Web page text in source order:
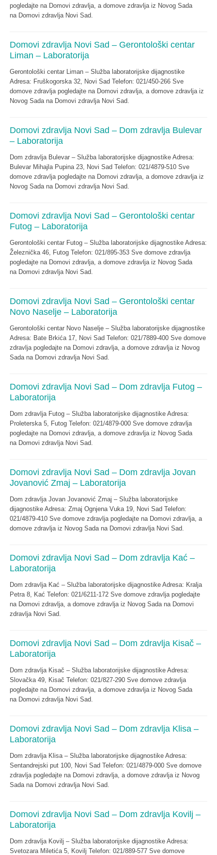
pogledajte na Domovi zdravlja, a domove zdravlja iz Novog Sada
na Domovi zdravlja Novi Sad.
Domovi zdravlja Novi Sad – Gerontološki centar
Liman – Laboratorija
Gerontološki centar Liman – Služba laboratorijske dijagnostike
Adresa: Fruškogorska 32, Novi Sad Telefon: 021/450-266 Sve
domove zdravlja pogledajte na Domovi zdravlja, a domove zdravlja iz
Novog Sada na Domovi zdravlja Novi Sad.
Domovi zdravlja Novi Sad – Dom zdravlja Bulevar
– Laboratorija
Dom zdravlja Bulevar – Služba laboratorijske dijagnostike Adresa:
Bulevar Mihajla Pupina 23, Novi Sad Telefon: 021/4879-510 Sve
domove zdravlja pogledajte na Domovi zdravlja, a domove zdravlja iz
Novog Sada na Domovi zdravlja Novi Sad.
Domovi zdravlja Novi Sad – Gerontološki centar
Futog – Laboratorija
Gerontološki centar Futog – Služba laboratorijske dijagnostike Adresa:
Železnička 46, Futog Telefon: 021/895-353 Sve domove zdravlja
pogledajte na Domovi zdravlja, a domove zdravlja iz Novog Sada
na Domovi zdravlja Novi Sad.
Domovi zdravlja Novi Sad – Gerontološki centar
Novo Naselje – Laboratorija
Gerontološki centar Novo Naselje – Služba laboratorijske dijagnostike
Adresa: Bate Brkića 17, Novi Sad Telefon: 021/7889-400 Sve domove
zdravlja pogledajte na Domovi zdravlja, a domove zdravlja iz Novog
Sada na Domovi zdravlja Novi Sad.
Domovi zdravlja Novi Sad – Dom zdravlja Futog –
Laboratorija
Dom zdravlja Futog – Služba laboratorijske dijagnostike Adresa:
Proleterska 5, Futog Telefon: 021/4879-000 Sve domove zdravlja
pogledajte na Domovi zdravlja, a domove zdravlja iz Novog Sada
na Domovi zdravlja Novi Sad.
Domovi zdravlja Novi Sad – Dom zdravlja Jovan
Jovanović Zmaj – Laboratorija
Dom zdravlja Jovan Jovanović Zmaj – Služba laboratorijske
dijagnostike Adresa: Zmaj Ognjena Vuka 19, Novi Sad Telefon:
021/4879-410 Sve domove zdravlja pogledajte na Domovi zdravlja, a
domove zdravlja iz Novog Sada na Domovi zdravlja Novi Sad.
Domovi zdravlja Novi Sad – Dom zdravlja Kać –
Laboratorija
Dom zdravlja Kać – Služba laboratorijske dijagnostike Adresa: Kralja
Petra 8, Kać Telefon: 021/6211-172 Sve domove zdravlja pogledajte
na Domovi zdravlja, a domove zdravlja iz Novog Sada na Domovi
zdravlja Novi Sad.
Domovi zdravlja Novi Sad – Dom zdravlja Kisač –
Laboratorija
Dom zdravlja Kisač – Služba laboratorijske dijagnostike Adresa:
Slovačka 49, Kisač Telefon: 021/827-290 Sve domove zdravlja
pogledajte na Domovi zdravlja, a domove zdravlja iz Novog Sada
na Domovi zdravlja Novi Sad.
Domovi zdravlja Novi Sad – Dom zdravlja Klisa –
Laboratorija
Dom zdravlja Klisa – Služba laboratorijske dijagnostike Adresa:
Sentandrejski put 100, Novi Sad Telefon: 021/4879-000 Sve domove
zdravlja pogledajte na Domovi zdravlja, a domove zdravlja iz Novog
Sada na Domovi zdravlja Novi Sad.
Domovi zdravlja Novi Sad – Dom zdravlja Kovilj –
Laboratorija
Dom zdravlja Kovilj – Služba laboratorijske dijagnostike Adresa:
Svetozara Miletića 5, Kovilj Telefon: 021/889-577 Sve domove